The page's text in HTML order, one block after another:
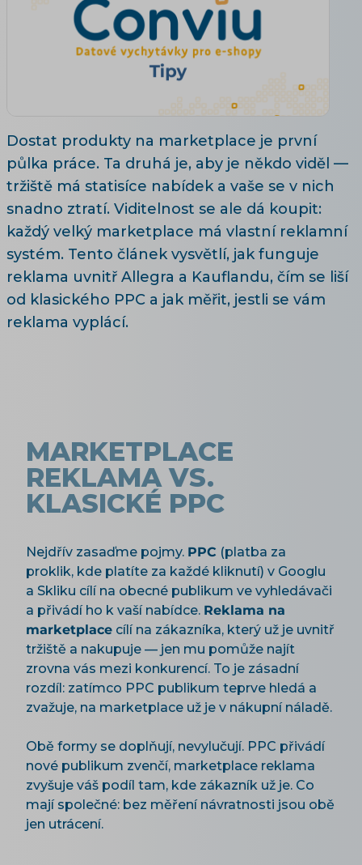
Dostat produkty na marketplace je první
půlka práce. Ta druhá je, aby je někdo viděl —
tržiště má statisíce nabídek a vaše se v nich
snadno ztratí. Viditelnost se ale dá koupit:
každý velký marketplace má vlastní reklamní
systém. Tento článek vysvětlí, jak funguje
reklama uvnitř Allegra a Kauflandu, čím se liší
od klasického PPC a jak měřit, jestli se vám
reklama vyplácí.
MARKETPLACE
REKLAMA VS.
KLASICKÉ PPC
Nejdřív zasaďme pojmy. PPC (platba za
proklik, kde platíte za každé kliknutí) v Googlu
a Skliku cílí na obecné publikum ve vyhledávači
a přivádí ho k vaší nabídce. Reklama na
marketplace cílí na zákazníka, který už je uvnitř
tržiště a nakupuje — jen mu pomůže najít
zrovna vás mezi konkurencí. To je zásadní
rozdíl: zatímco PPC publikum teprve hledá a
zvažuje, na marketplace už je v nákupní náladě.
Obě formy se doplňují, nevylučují. PPC přivádí
nové publikum zvenčí, marketplace reklama
zvyšuje váš podíl tam, kde zákazník už je. Co
mají společné: bez měření návratnosti jsou obě
jen utrácení.